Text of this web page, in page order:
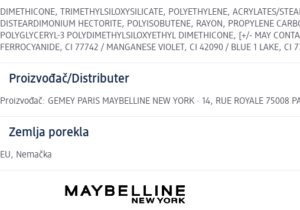
DIMETHICONE, TRIMETHYLSILOXYSILICATE, POLYETHYLENE, ACRYLATES/
DISTEARDIMONIUM HECTORITE, POLYISOBUTENE, RAYON, PROPYLENE
POLYGLYCERYL-3 POLYDIMETHYLSILOXYETHYL DIMETHICONE, [+/- MAY
FERROCYANIDE, CI 77742 / MANGANESE VIOLET, CI 42090 / BLUE 1 LAKE,
Proizvođač/Distributer
Proizvođač: GEMEY PARIS MAYBELLINE NEW YORK · 14, RUE ROYALE
Zemlja porekla
EU, Nemačka